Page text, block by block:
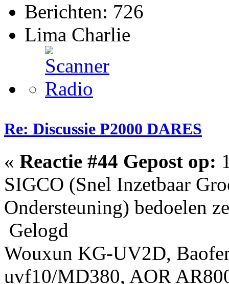
Berichten: 726
Lima Charlie
Re: Discussie P2000 DARES
« Reactie #44 Gepost op:
SIGCO (Snel Inzetbaar
Ondersteuning) bedoelen
Gelogd
Wouxun KG-UV2D,
uvf10/MD380, AOR